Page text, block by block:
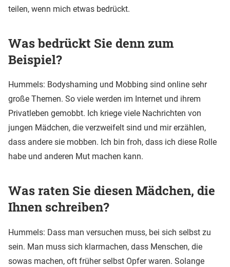
teilen, wenn mich etwas bedrückt.
Was bedrückt Sie denn zum
Beispiel?
Hummels: Bodyshaming und Mobbing sind online sehr
große Themen. So viele werden im Internet und ihrem
Privatleben gemobbt. Ich kriege viele Nachrichten von
jungen Mädchen, die verzweifelt sind und mir erzählen,
dass andere sie mobben. Ich bin froh, dass ich diese Rolle
habe und anderen Mut machen kann.
Was raten Sie diesen Mädchen, die
Ihnen schreiben?
Hummels: Dass man versuchen muss, bei sich selbst zu
sein. Man muss sich klarmachen, dass Menschen, die
sowas machen, oft früher selbst Opfer waren. Solange